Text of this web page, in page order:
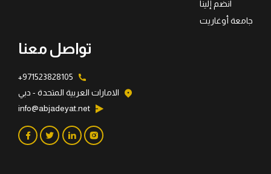
انضم إلينا
جامعة أوغاريت
تواصل معنا
971523828105+
الامارات العربية المتحدة - دبي
info@abjadeyat.net